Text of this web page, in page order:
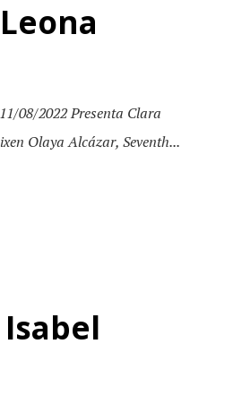
08/2022 Presenta Clara
Olaya Alcázar, Seventh...
Isabel